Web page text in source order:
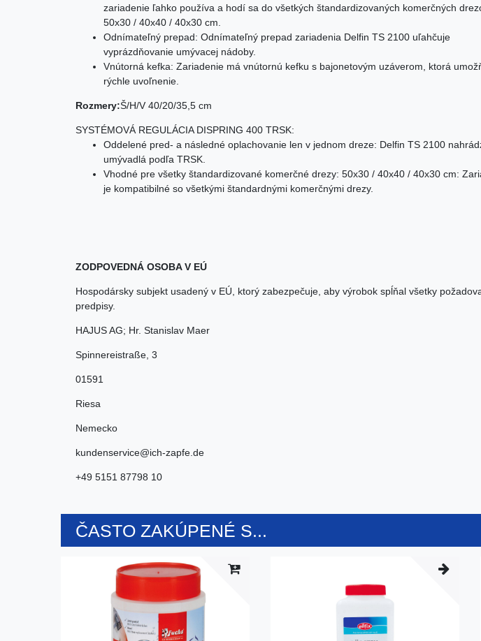
zariadenie ľahko používa a hodí sa do všetkých štandardizovaných komerčných
50x30 / 40x40 / 40x30 cm.
Odnímateľný prepad: Odnímateľný prepad zariadenia Delfin TS 2100 uľahčuje
vyprázdňovanie umývacej nádoby.
Vnútorná kefka: Zariadenie má vnútornú kefku s bajonetovým uzáverom, ktorá
rýchle uvoľnenie.
Rozmery:Š/H/V 40/20/35,5 cm
SYSTÉMOVÁ REGULÁCIA DISPRING 400 TRSK:
Oddelené pred- a následné oplachovanie len v jednom dreze: Delfin TS 2100
umývadlá podľa TRSK.
Vhodné pre všetky štandardizované komerčné drezy: 50x30 / 40x40 / 40x30 cm:
je kompatibilné so všetkými štandardnými komerčnými drezy.
ZODPOVEDNÁ OSOBA V EÚ
Hospodársky subjekt usadený v EÚ, ktorý zabezpečuje, aby výrobok spĺňal všetky
predpisy.
HAJUS AG; Hr. Stanislav Maer
Spinnereistraße 3
01591
Riesa
Nemecko
kundenservice@ich-zapfe.de
+49 5151 87798 10
ČASTO ZAKÚPENÉ S...